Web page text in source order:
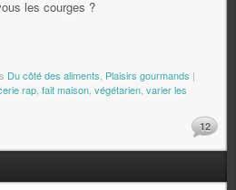
les courges ?
Du côté des aliments Plaisirs gourmands |
rap fait maison végétarien varier les
12